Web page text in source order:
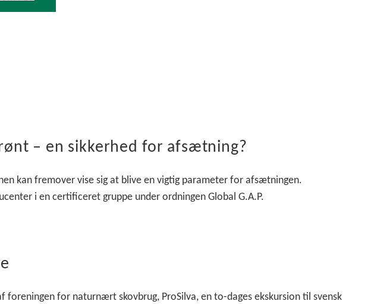
– en sikkerhed for afsætning?
kan fremover vise sig at blive en vigtig parameter for afsætningen.
i en certificeret gruppe under ordningen Global G.A.P.
foreningen for naturnært skovbrug, ProSilva, en to-dages ekskursion til svensk